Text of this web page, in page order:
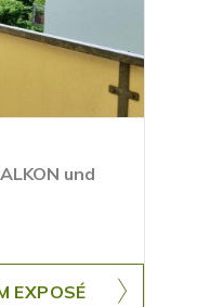
und
EXPOSÉ